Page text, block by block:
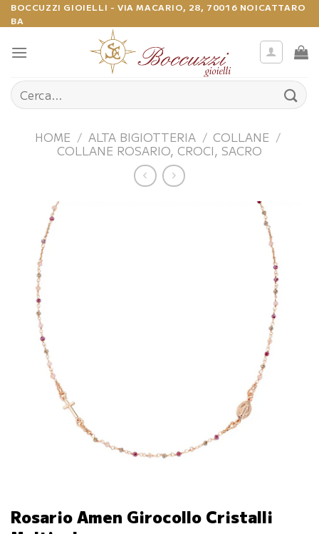
Salta
ai
contenuti
BOCCUZZI GIOIELLI - VIA MACARIO, 28, 70016 NOICATTARO
BA
Cerca:
HOME / ALTA BIGIOTTERIA / COLLANE /
COLLANE ROSARIO, CROCI, SACRO
Rosario Amen Girocollo Cristalli